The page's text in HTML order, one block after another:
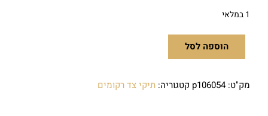
1 במלאי
הוספה לסל
מק"ט: p106054 קטגוריה: תיקי צד רקומים